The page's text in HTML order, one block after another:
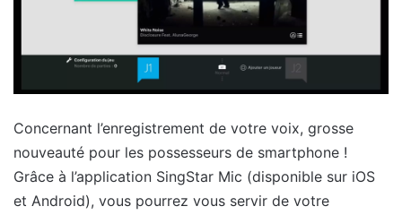
Concernant l’enregistrement de votre voix, grosse
nouveauté pour les possesseurs de smartphone !
Grâce à l’application SingStar Mic (disponible sur iOS
et Android), vous pourrez vous servir de votre